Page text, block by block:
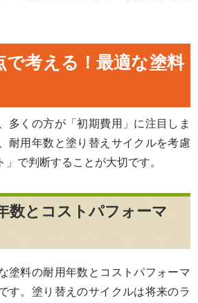
で考える！最適な塗料
多くの方が「初期費用」に注目しま
耐用年数と塗り替えサイクルを考慮
」で判断することが大切です。
数とコストパフォーマ
塗料の耐用年数とコストパフォーマ
す。塗り替えのサイクルは将来のラ